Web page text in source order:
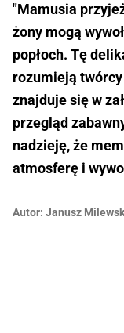
"Mamusia
żony mogą
popłoch. Tę
rozumieją
znajduje się w
przegląd
nadzieję, że
atmosferę i
Autor: Janusz